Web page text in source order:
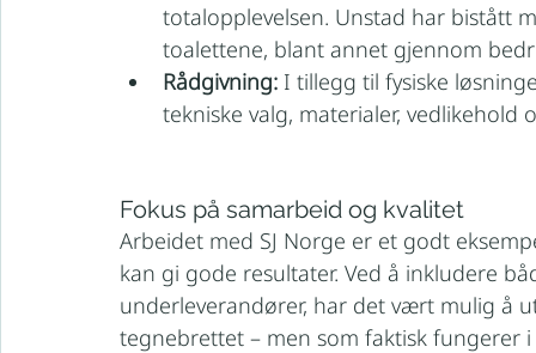
totalopplevelsen. Unstad har bistått
toalettene, blant annet gjennom
Rådgivning: I tillegg til fysiske
tekniske valg, materialer,
Fokus på samarbeid og kvalitet
Arbeidet med SJ Norge er et godt
kan gi gode resultater. Ved å inkludere
underleverandører, har det vært mulig å
tegnebrettet – men som faktisk fungerer